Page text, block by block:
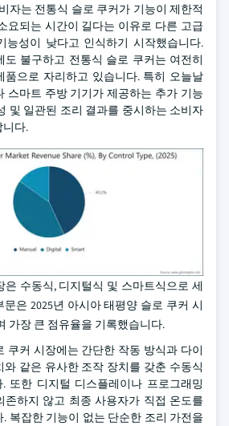
자는 전통식 슬로 쿠커가 기능이 제한적
요되는 시간이 길다는 이유로 다른 고급
능성이 낮다고 인식하기 시작했습니다.
도 불구하고 전통식 슬로 쿠커는 여전히
품으로 자리하고 있습니다. 특히 오늘날
스마트 주방 기기가 제공하는 추가 기능
및 일관된 조리 결과를 중시하는 소비자
니다.
수동식, 디지털식 및 스마트식으로 세
은 2025년 아시아 태평양 슬로 쿠커 시
가장 큰 점유율을 기록했습니다.
쿠커 시장에는 간단한 작동 방식과 다이
와 같은 유사한 조작 장치를 갖춘 수동식
또한 디지털 디스플레이나 프로그래밍
존하지 않고 최종 사용자가 직접 온도를
복잡한 기능이 없는 단순한 조리 가전을